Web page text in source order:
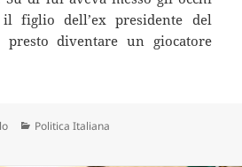
figlio dell’ex presidente del
presto diventare un giocatore
Categorie
Politica Italiana
AVETE VISTO COSA FARÀ IL FIGLIO DI RENZI?